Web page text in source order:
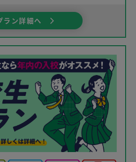
ラン詳細へ